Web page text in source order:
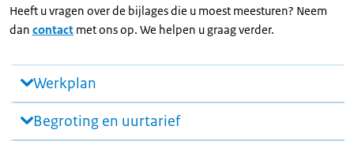
Heeft u vragen over de bijlages die u moest meesturen? Neem
dan contact met ons op. We helpen u graag verder.
Werkplan
Begroting en uurtarief